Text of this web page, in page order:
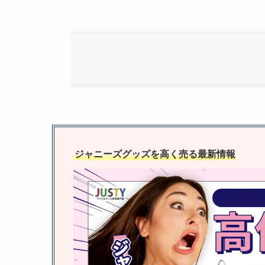
ジャニーズグッズを高く売る最新情報